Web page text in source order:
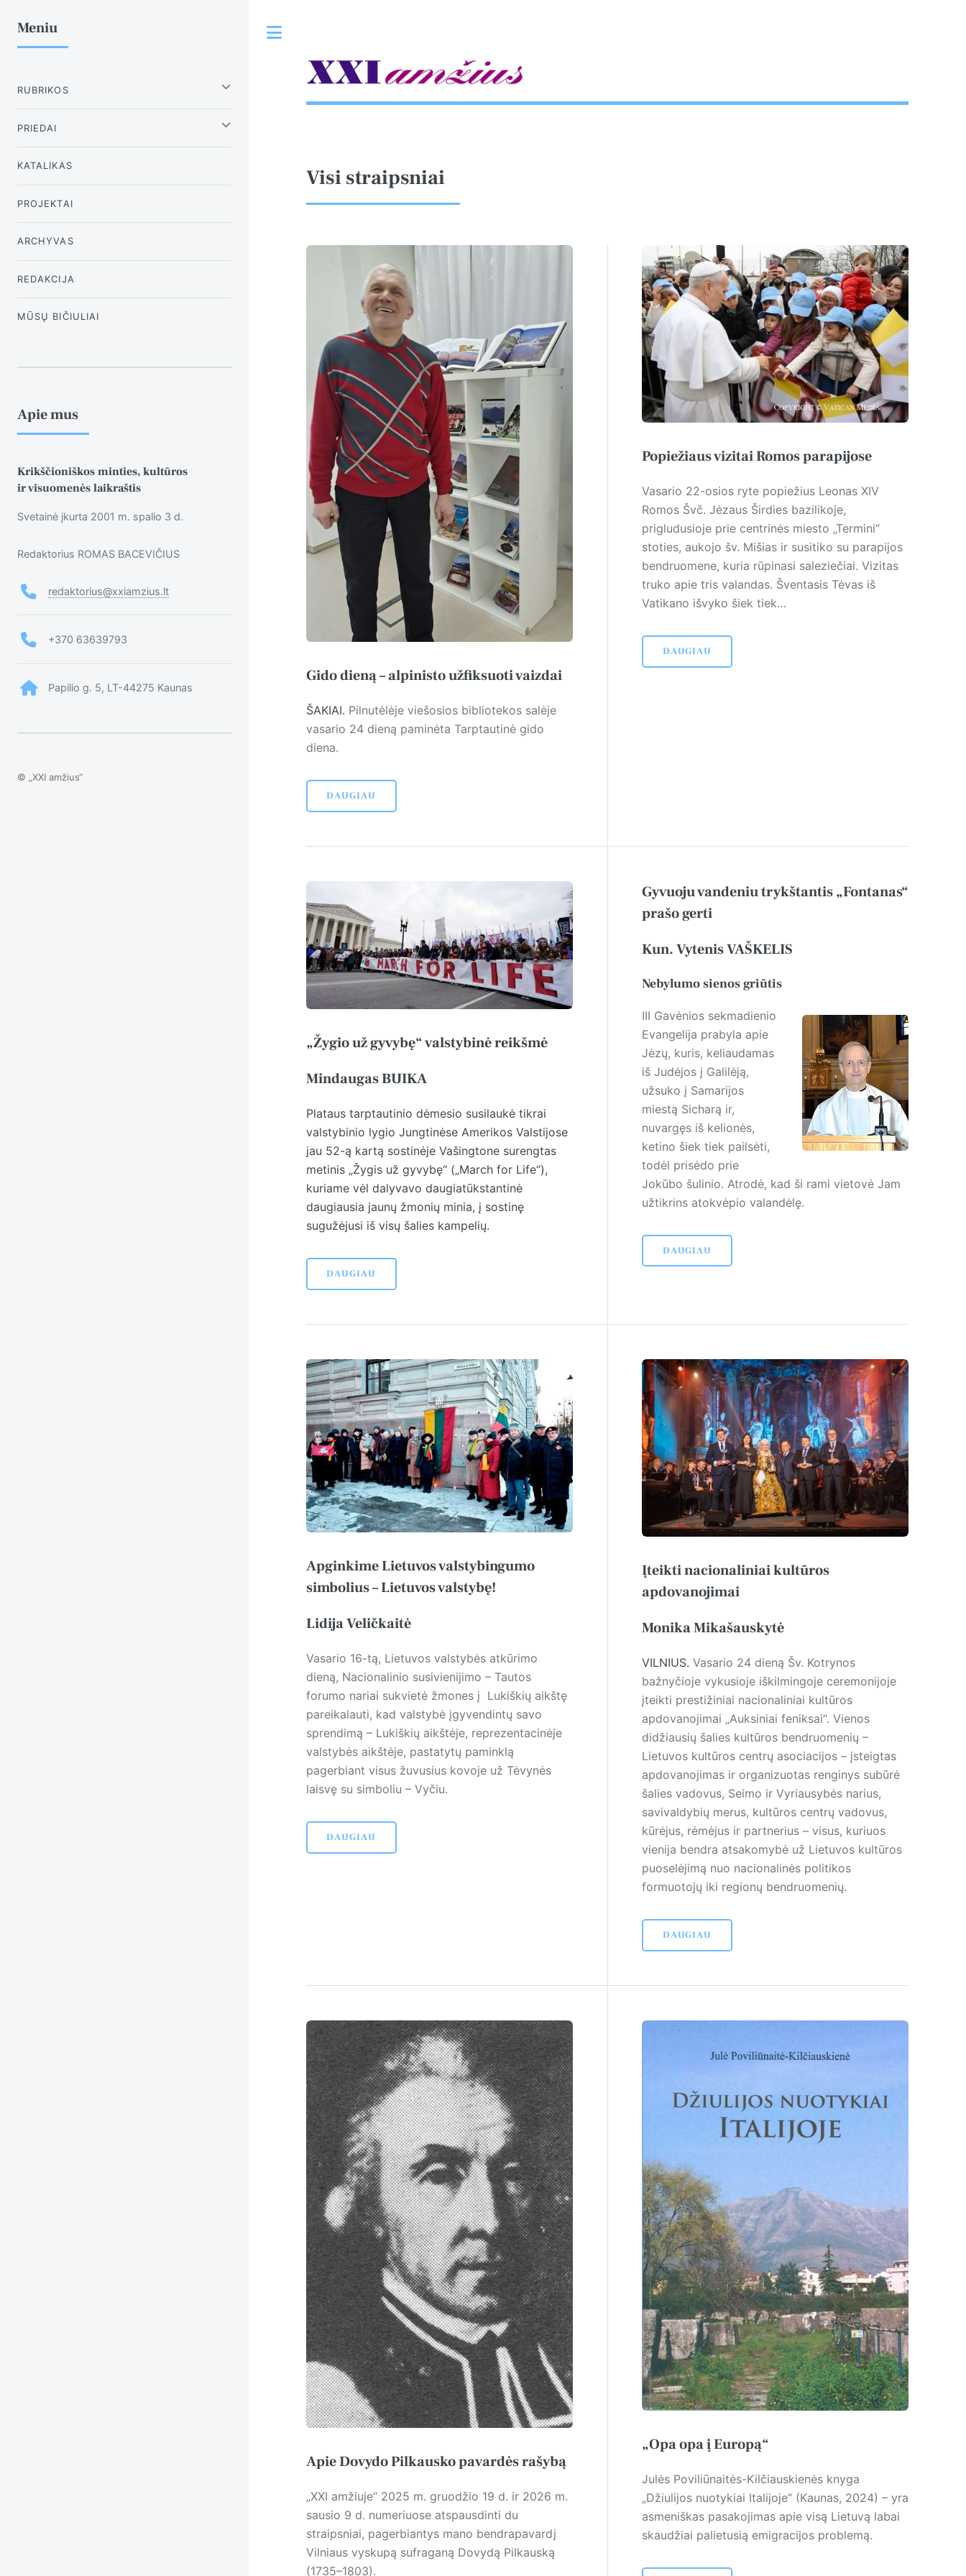
Visi straipsniai
Gido dieną – alpinisto užfiksuoti vaizdai
ŠAKIAI. Pilnutėlėje viešosios bibliotekos salėje
vasario 24 dieną paminėta Tarptautinė gido
diena.
DAUGIAU
Popiežiaus vizitai Romos parapijose
Vasario 22-osios ryte popiežius Leonas XIV
Romos Švč. Jėzaus Širdies bazilikoje,
prigludusioje prie centrinės miesto „Termini“
stoties, aukojo šv. Mišias ir susitiko su parapijos
bendruomene, kuria rūpinasi saleziečiai. Vizitas
truko apie tris valandas. Šventasis Tėvas iš
Vatikano išvyko šiek tiek…
DAUGIAU
„Žygio už gyvybę“ valstybinė reikšmė
Mindaugas BUIKA
Plataus tarptautinio dėmesio susilaukė tikrai
valstybinio lygio Jungtinėse Amerikos Valstijose
jau 52-ą kartą sostinėje Vašingtone surengtas
metinis „Žygis už gyvybę“ („March for Life“),
kuriame vėl dalyvavo daugiatūkstantinė
daugiau­sia jaunų žmonių minia, į sostinę
sugužėjusi iš visų šalies kampelių.
DAUGIAU
Gyvuoju vandeniu trykštantis „Fontanas“
prašo gerti
Kun. Vytenis VAŠKELIS
Nebylumo sienos griūtis
III Gavėnios sekmadienio
Evangelija prabyla apie
Jėzų, kuris, keliaudamas
iš Judėjos į Galilėją,
užsuko į Samarijos
miestą Sicharą ir,
nuvargęs iš kelionės,
ketino šiek tiek pailsėti,
todėl prisėdo prie
Jokūbo šulinio. Atrodė, kad ši rami vietovė Jam
užtikrins atokvėpio valandėlę.
DAUGIAU
Apginkime Lietuvos valstybingumo
simbolius – Lietuvos valstybę!
Lidija Veličkaitė
Vasario 16-tą, Lietuvos valstybės atkūrimo
dieną, Nacionalinio susivienijimo – Tautos
forumo nariai sukvietė žmones į Lukiškių aikštę
pareikalauti, kad valstybė įgyvendintų savo
sprendimą – Lukiškių aikštėje, reprezentacinėje
valstybės aikštėje, pastatytų paminklą
pagerbiant visus žuvusius kovoje už Tėvynės
laisvę su simboliu – Vyčiu.
DAUGIAU
Įteikti nacionaliniai kultūros
apdovanojimai
Monika Mikašauskytė
VILNIUS. Vasario 24 dieną Šv. Kotrynos
bažnyčioje vykusioje iškilmingoje ceremonijoje
įteikti prestižiniai nacionaliniai kultūros
apdovanojimai „Auksiniai feniksai“. Vienos
didžiausių šalies kultūros bendruomenių –
Lietuvos kultūros centrų asociacijos – įsteigtas
apdovanojimas ir organizuotas renginys subūrė
šalies vadovus, Seimo ir Vyriausybės narius,
savivaldybių merus, kultūros cen­trų vadovus,
kūrėjus, rėmėjus ir partnerius – visus, kuriuos
vienija bendra atsakomybė už Lietuvos kultūros
puoselėjimą nuo nacionalinės politikos
formuotojų iki regionų bendruomenių.
DAUGIAU
Apie Dovydo Pilkausko pavardės rašybą
„XXI amžiuje“ 2025 m. gruodžio 19 d. ir 2026 m.
sausio 9 d. numeriuose atspausdinti du
straipsniai, pagerbiantys mano bendrapavardį
Vilniaus vyskupą sufraganą Dovydą Pilkauską
(1735–1803).
„Opa opa į Europą“
Julės Poviliūnaitės-Kilčiauskienės knyga
„Džiulijos nuotykiai Italijoje“ (Kaunas, 2024) – yra
asmeniškas pasakojimas apie visą Lietuvą labai
skaudžiai palietusią emigracijos problemą.
Meniu
RUBRIKOS
PRIEDAI
KATALIKAS
PROJEKTAI
ARCHYVAS
REDAKCIJA
MŪSŲ BIČIULIAI
Apie mus
Krikščioniškos minties, kultūros
ir visuomenės laikraštis
Svetainė įkurta 2001 m. spalio 3 d.
Redaktorius ROMAS BACEVIČIUS
redaktorius@xxiamzius.lt
+370 63639793
Papilio g. 5, LT-44275 Kaunas
© „XXI amžius“